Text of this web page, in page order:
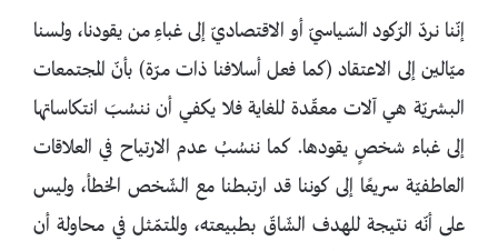
إنّنا نردّ الرّكود السّياسيّ أو الاقتصاديّ إلى غباءِ من يقودنا، ولسنا
ميّالين إلى الاعتقاد (كما فعل أسلافنا ذات مرّة) بأنّ المجتمعات
البشريّة هي آلات معقّدة للغاية فلا يكفي أن ننسُبَ انتكاساتها
إلى غباء شخصٍ يقودها. كما ننسُبُ عدم الارتياح في العلاقات
العاطفيّة سريعًا إلى كوننا قد ارتبطنا مع الشّخص الخطأ، وليس
على أنّه نتيجة للهدف الشّاقّ بطبيعته، والمتمّثل في محاولة أن